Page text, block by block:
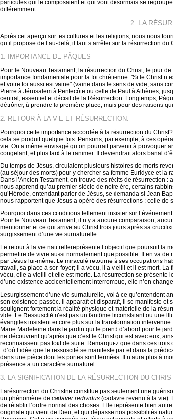
particules qui le composaient et qui vont désormais se
différemment.
2. LA
Après cet aperçu sur les cultures et les religions, nous nous
qu’il propose de l’au-delà, il faut s’arrêter sur la résurrection
1. IMPORTANCE DE PÂQUES
Pour le Nouveau Testament, la résurrection du Christ, le jour
importance fondamentale pour la foi chrétienne. "Si le Christ
et votre foi aussi est vaine" (vaine dans le sens de vide, sans
Pierre à Jérusalem à Pentecôte ou celle de Paul à Athènes,
central, essentiel et décisif de la Résurrection. Longtemps,
détrôner, à prendre la première place, mais pour des raisons
2. RETOUR À LA VIE ET RÉSURRECTION.
Pourquoi cette importance accordée à la résurrection du
cela se produit quelque fois. Pensons, par exemple, à ces
vie. On a même envisagé qu’on pourrait parvenir à provoquer
congelant, et plus tard à le ranimer. Il deviendrait alors banal
Du temps de Jésus, circulaient plusieurs histoires de morts
(au séjour des morts) pour y chercher sa femme Euridyce et la
Dans l’Ancien Testament, on trouve des récits de résurrection
nous apprend qu’au premier siècle de notre ère, certains
qu’Hérode, entendant parler de Jésus, se demanda si Jean
nous rapportent que Jésus a opéré des résurrections : celle
Pourquoi dans ces conditions tellement insister sur
Pour le Nouveau Testament, il n’y a aucune comparaison,
mentionner et ce qui arrive au Christ trois jours après sa
surgissement d’une vie surnaturelle.
Le retour à la vie naturellereprésente l’objectif que poursuit la
permettre de vivre aussi normalement que possible. Il en va
par Jésus lui-même. Le miraculé retourne à ses occupations
travail, sa place à son foyer; il a vécu, il a vieilli et il est mort.
vécu, elle a vieilli et elle est morte. La résurrection se
d’une existence accidentellement interrompue, elle n’en
Lesurgissement d’une vie surnaturelle, voilà ce qu’entendent
son existence passée. Il apparaît et disparaît, il se manifeste et
soulignent fortement la réalité physique et matérielle de la
vide. Le Ressuscité n’est pas un fantôme inconsistant ou une
évangiles insistent encore plus sur la transformation
Marie Madeleine dans le jardin qui le prend d’abord pour le
ne découvrent qu’après que c’est le Christ qui est avec eux;
reconnaissent pas tout de suite. Remarquez que dans ces trois
: d’où l’idée que le ressuscité se manifeste par et dans la
dans une pièce dont les portes sont fermées. Il n’aura plus à
présence a un caractère surnaturel.
3. LA SIGNIFICATION DE LA RÉSURRECTION DU
Larésurrection du Christne constitue pas seulement une
un phénomène de cadaver redividus (cadavre revenu à la vie).
de rétablir l’ordre normal des choses. Elle représente bien
originale qui vient de Dieu, et qui dépasse nos possibilités